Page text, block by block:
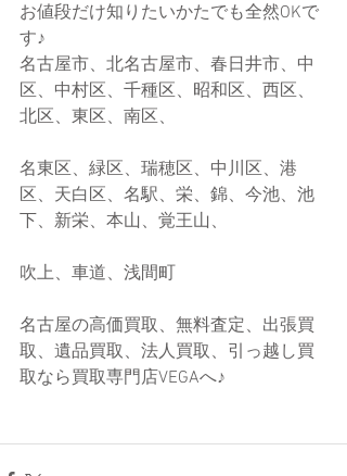
お値段だけ知りたいかたでも全然OKで
す♪
名古屋市、北名古屋市、春日井市、中
区、中村区、千種区、昭和区、西区、
北区、東区、南区、
名東区、緑区、瑞穂区、中川区、港
区、天白区、名駅、栄、錦、今池、池
下、新栄、本山、覚王山、
吹上、車道、浅間町
名古屋の高価買取、無料査定、出張買
取、遺品買取、法人買取、引っ越し買
取なら買取専門店VEGAへ♪